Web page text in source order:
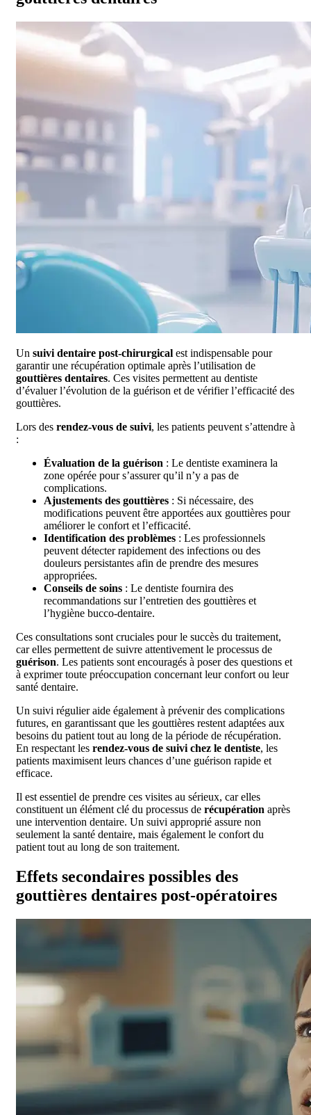
Un suivi dentaire post-chirurgical est indispensable pour
garantir une récupération optimale après l’utilisation de
gouttières dentaires. Ces visites permettent au dentiste
d’évaluer l’évolution de la guérison et de vérifier l’efficacité des
gouttières.
Lors des rendez-vous de suivi, les patients peuvent s’attendre à
:
Évaluation de la guérison : Le dentiste examinera la
zone opérée pour s’assurer qu’il n’y a pas de
complications.
Ajustements des gouttières : Si nécessaire, des
modifications peuvent être apportées aux gouttières pour
améliorer le confort et l’efficacité.
Identification des problèmes : Les professionnels
peuvent détecter rapidement des infections ou des
douleurs persistantes afin de prendre des mesures
appropriées.
Conseils de soins : Le dentiste fournira des
recommandations sur l’entretien des gouttières et
l’hygiène bucco-dentaire.
Ces consultations sont cruciales pour le succès du traitement,
car elles permettent de suivre attentivement le processus de
guérison. Les patients sont encouragés à poser des questions et
à exprimer toute préoccupation concernant leur confort ou leur
santé dentaire.
Un suivi régulier aide également à prévenir des complications
futures, en garantissant que les gouttières restent adaptées aux
besoins du patient tout au long de la période de récupération.
En respectant les rendez-vous de suivi chez le dentiste, les
patients maximisent leurs chances d’une guérison rapide et
efficace.
Il est essentiel de prendre ces visites au sérieux, car elles
constituent un élément clé du processus de récupération après
une intervention dentaire. Un suivi approprié assure non
seulement la santé dentaire, mais également le confort du
patient tout au long de son traitement.
Effets secondaires possibles des
gouttières dentaires post-opératoires